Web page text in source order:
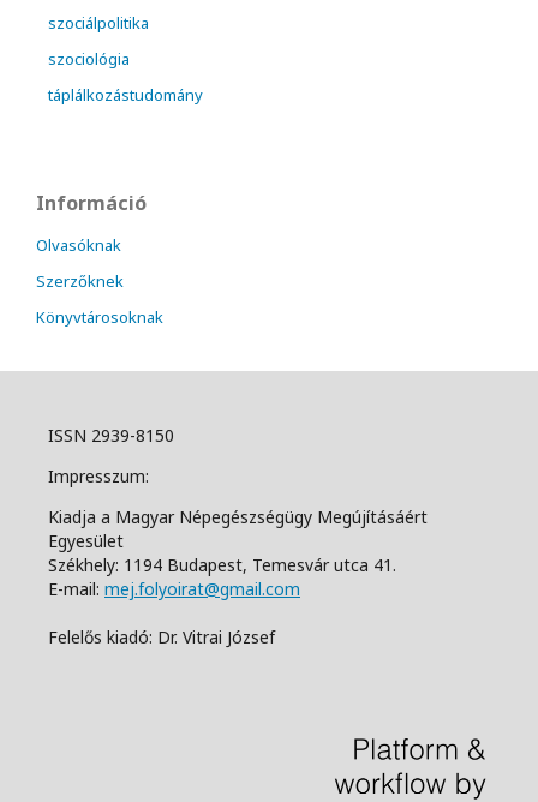
szociálpolitika
szociológia
táplálkozástudomány
Információ
Olvasóknak
Szerzőknek
Könyvtárosoknak
ISSN 2939-8150
Impresszum:
Kiadja a Magyar Népegészségügy Megújításáért
Egyesület
Székhely: 1194 Budapest, Temesvár utca 41.
E-mail: mej.folyoirat@gmail.com
Felelős kiadó: Dr. Vitrai József